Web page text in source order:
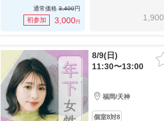
通常価格3,400円
初参加 3,000円 1,900
8/9(日)
11:30〜13:00
福岡/天神
個室8対8